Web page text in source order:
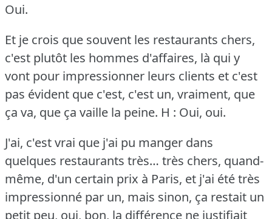
Oui.
Et je crois que souvent les restaurants chers,
c'est plutôt les hommes d'affaires, là qui y
vont pour impressionner leurs clients et c'est
pas évident que c'est, c'est un, vraiment, que
ça va, que ça vaille la peine. H : Oui, oui.
J'ai, c'est vrai que j'ai pu manger dans
quelques restaurants très… très chers, quand-
même, d'un certain prix à Paris, et j'ai été très
impressionné par un, mais sinon, ça restait un
petit peu, oui, bon, la différence ne justifiait